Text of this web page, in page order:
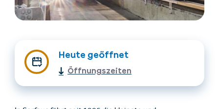
Heute geöffnet
Öffnungszeiten